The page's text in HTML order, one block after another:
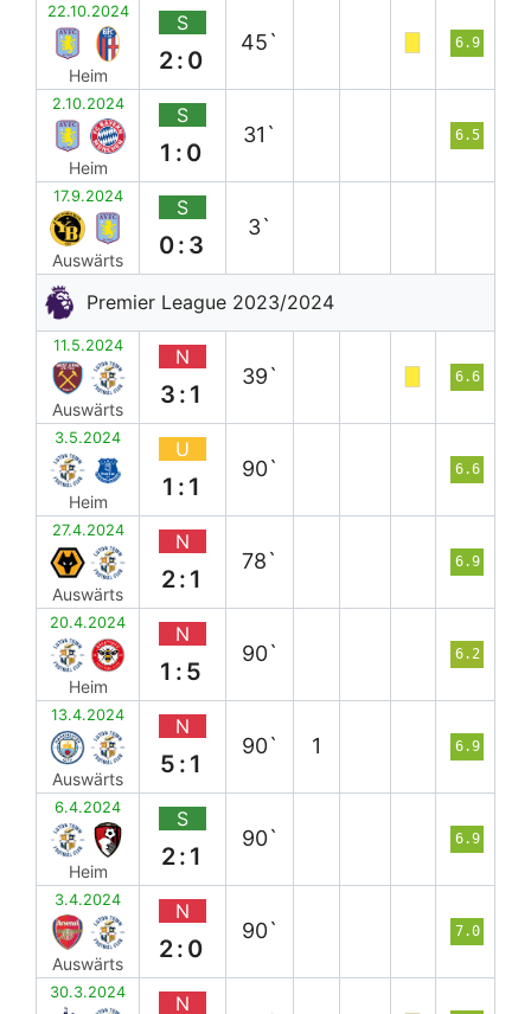
22.10.2024
Heim
S
2:0
45` 6.9
2.10.2024
Heim
S
1:0
31` 6.5
17.9.2024
Auswärts
S
0:3
3`
Premier League 2023/2024
11.5.2024
Auswärts
N
3:1
39` 6.6
3.5.2024
Heim
U
1:1
90` 6.6
27.4.2024
Auswärts
N
2:1
78` 6.9
20.4.2024
Heim
N
1:5
90` 6.2
13.4.2024
Auswärts
N
5:1
90` 1 6.9
6.4.2024
Heim
S
2:1
90` 6.9
3.4.2024
Auswärts
N
2:0
90` 7.0
30.3.2024 N